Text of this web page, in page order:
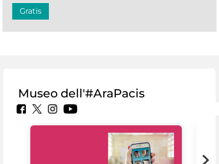
Gratis
Museo dell'#AraPacis